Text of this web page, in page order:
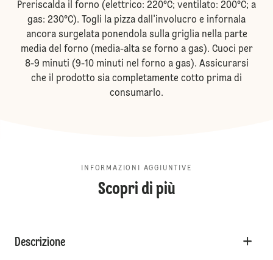
Preriscalda il forno (elettrico: 220°C; ventilato: 200°C; a
gas: 230°C). Togli la pizza dall'involucro e infornala
ancora surgelata ponendola sulla griglia nella parte
media del forno (media-alta se forno a gas). Cuoci per
8-9 minuti (9-10 minuti nel forno a gas). Assicurarsi
che il prodotto sia completamente cotto prima di
consumarlo.
INFORMAZIONI AGGIUNTIVE
Scopri di più
Descrizione